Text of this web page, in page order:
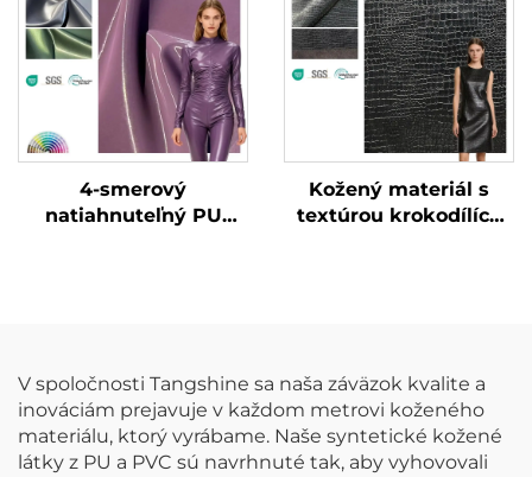
koža
4-smerový
natiahnuteľný PU
Kožený materiál s
textúrou krokodílích
V spoločnosti Tangshine sa naša záväzok kvalite a
inováciám prejavuje v každom metrovi koženého
materiálu, ktorý vyrábame. Naše syntetické kožené
látky z PU a PVC sú navrhnuté tak, aby vyhovovali